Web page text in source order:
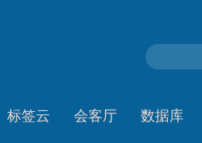
标签云 会客厅 数据库